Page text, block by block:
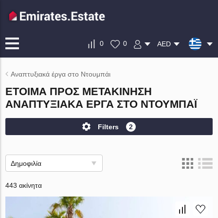
0 0 AED
Αναπτυξιακά έργα στο Ντουμπάι
ΈΤΟΙΜΑ ΠΡΟΣ ΜΕΤΑΚΊΝΗΣΗ
ΑΝΑΠΤΥΞΙΑΚΆ ΈΡΓΑ ΣΤΟ ΝΤΟΥΜΠΆΙ
Filters 2
Δημοφιλία
443 ακίνητα